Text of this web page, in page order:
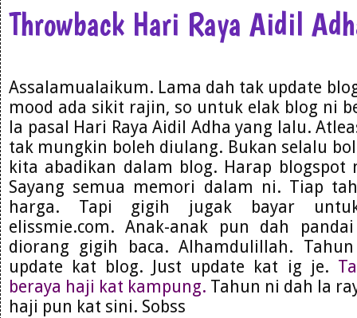
Throwback Hari Raya Aidil
Assalamualaikum. Lama dah tak update
mood ada sikit rajin, so untuk elak blog ni
la pasal Hari Raya Aidil Adha yang lalu.
tak mungkin boleh diulang. Bukan selalu
kita abadikan dalam blog. Harap
Sayang semua memori dalam ni. Tiap
harga. Tapi gigih jugak bayar
elissmie.com. Anak-anak pun dah
diorang gigih baca. Alhamdulillah.
update kat blog. Just update kat ig je.
beraya haji kat kampung. Tahun ni dah la
haji pun kat sini. Sobss